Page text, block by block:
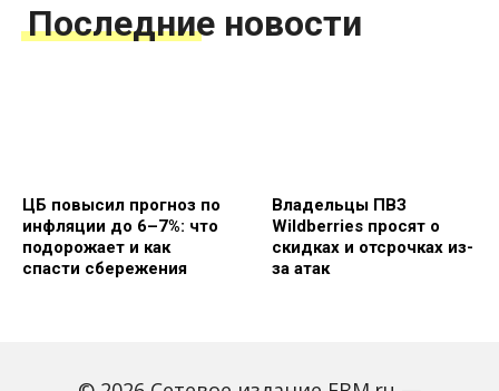
Последние новости
ЦБ повысил прогноз по
инфляции до 6–7%: что
подорожает и как
спасти сбережения
Владельцы ПВЗ
Wildberries просят о
скидках и отсрочках из-
за атак